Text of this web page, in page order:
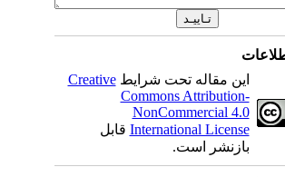
این مقاله تحت شرایطCreative
Commons Attribution-
NonCommercial 4.0
International Licenseقابل
بازنشر است.